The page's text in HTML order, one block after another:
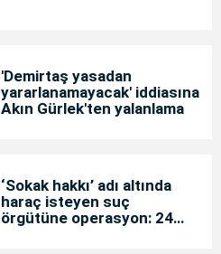
'Demirtaş yasadan
yararlanamayacak' iddiasına
Akın Gürlek'ten yalanlama
‘Sokak hakkı’ adı altında
haraç isteyen suç
örgütüne operasyon: 24